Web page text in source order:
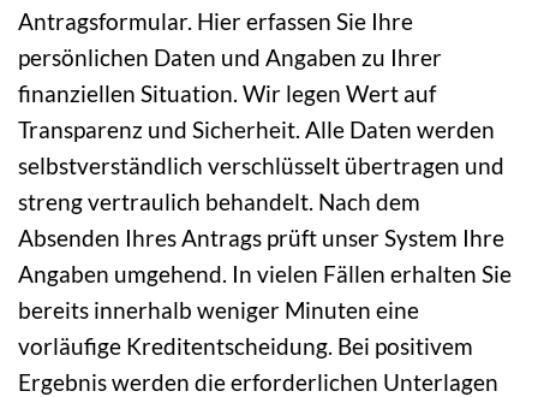
Antragsformular. Hier erfassen Sie Ihre
persönlichen Daten und Angaben zu Ihrer
finanziellen Situation. Wir legen Wert auf
Transparenz und Sicherheit. Alle Daten werden
selbstverständlich verschlüsselt übertragen und
streng vertraulich behandelt. Nach dem
Absenden Ihres Antrags prüft unser System Ihre
Angaben umgehend. In vielen Fällen erhalten Sie
bereits innerhalb weniger Minuten eine
vorläufige Kreditentscheidung. Bei positivem
Ergebnis werden die erforderlichen Unterlagen